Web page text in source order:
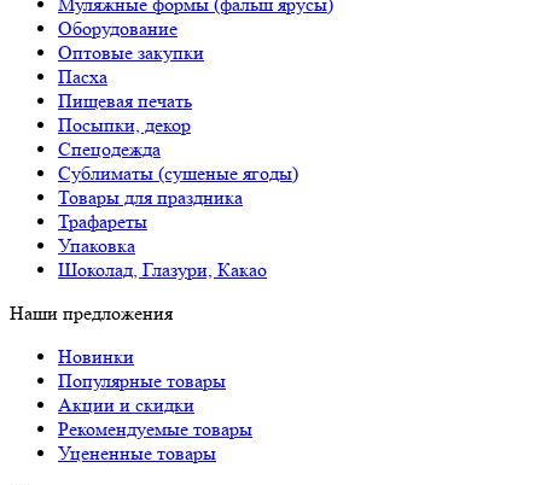
Муляжные формы (фальш ярусы)
Оборудование
Оптовые закупки
Пасха
Пищевая печать
Посыпки, декор
Спецодежда
Сублиматы (сушеные ягоды)
Товары для праздника
Трафареты
Упаковка
Шоколад, Глазури, Какао
Наши предложения
Новинки
Популярные товары
Акции и скидки
Рекомендуемые товары
Уцененные товары